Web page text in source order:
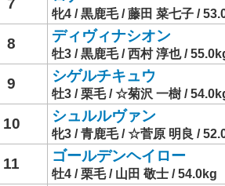
7
牝4 / 黒鹿毛 / 藤田 菜七子 /
8 ディヴィナシオン
牡3 / 黒鹿毛 / 西村 淳也 /
9 シゲルチキュウ
牡3 / 栗毛 / ☆菊沢 一樹 /
10 シュルルヴァン
牝3 / 青鹿毛 / ☆菅原 明良 /
11 ゴールデンヘイロー
牡4 / 栗毛 / 山田 敬士 / 54.0kg